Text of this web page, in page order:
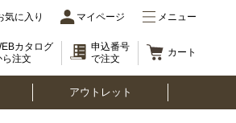
気に入り マイページ メニュー
カタログ
ら注文
申込番号
で注文
カート
アウトレット